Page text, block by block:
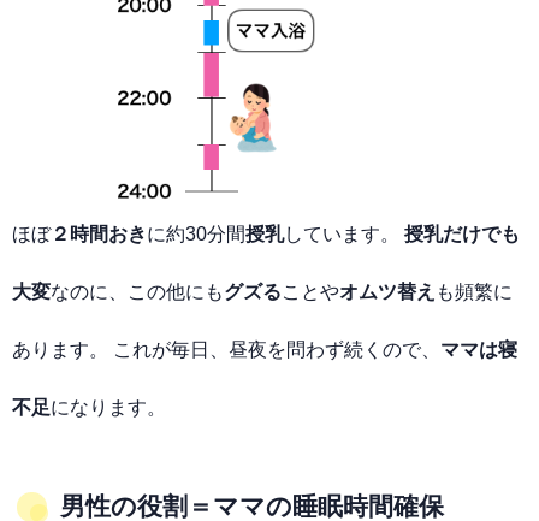
ほぼ２時間おきに約30分間授乳しています。 授乳だけでも
大変なのに、この他にもグズることやオムツ替え も頻繁に
あります。 これが毎日、昼夜を問わず続くので、 ママは寝
不足になります。
男性の役割＝ママの睡眠時間確保